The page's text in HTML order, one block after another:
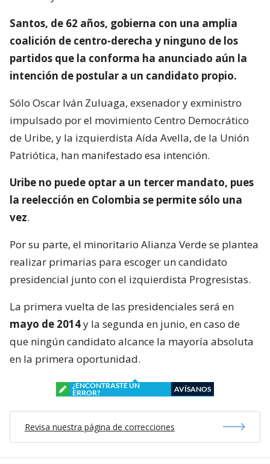
Santos, de 62 años, gobierna con una amplia
coalición de centro-derecha y ninguno de los
partidos que la conforma ha anunciado aún la
intención de postular a un candidato propio.
Sólo Oscar Iván Zuluaga, exsenador y exministro
impulsado por el movimiento Centro Democrático
de Uribe, y la izquierdista Aída Avella, de la Unión
Patriótica, han manifestado esa intención.
Uribe no puede optar a un tercer mandato, pues
la reelección en Colombia se permite sólo una
vez.
Por su parte, el minoritario Alianza Verde se plantea
realizar primarias para escoger un candidato
presidencial junto con el izquierdista Progresistas.
La primera vuelta de las presidenciales será en
mayo de 2014y la segunda en junio, en caso de
que ningún candidato alcance la mayoría absoluta
en la primera oportunidad.
¿ENCONTRASTE UN
ERROR?
AVÍSANOS
Revisa nuestra página de correcciones